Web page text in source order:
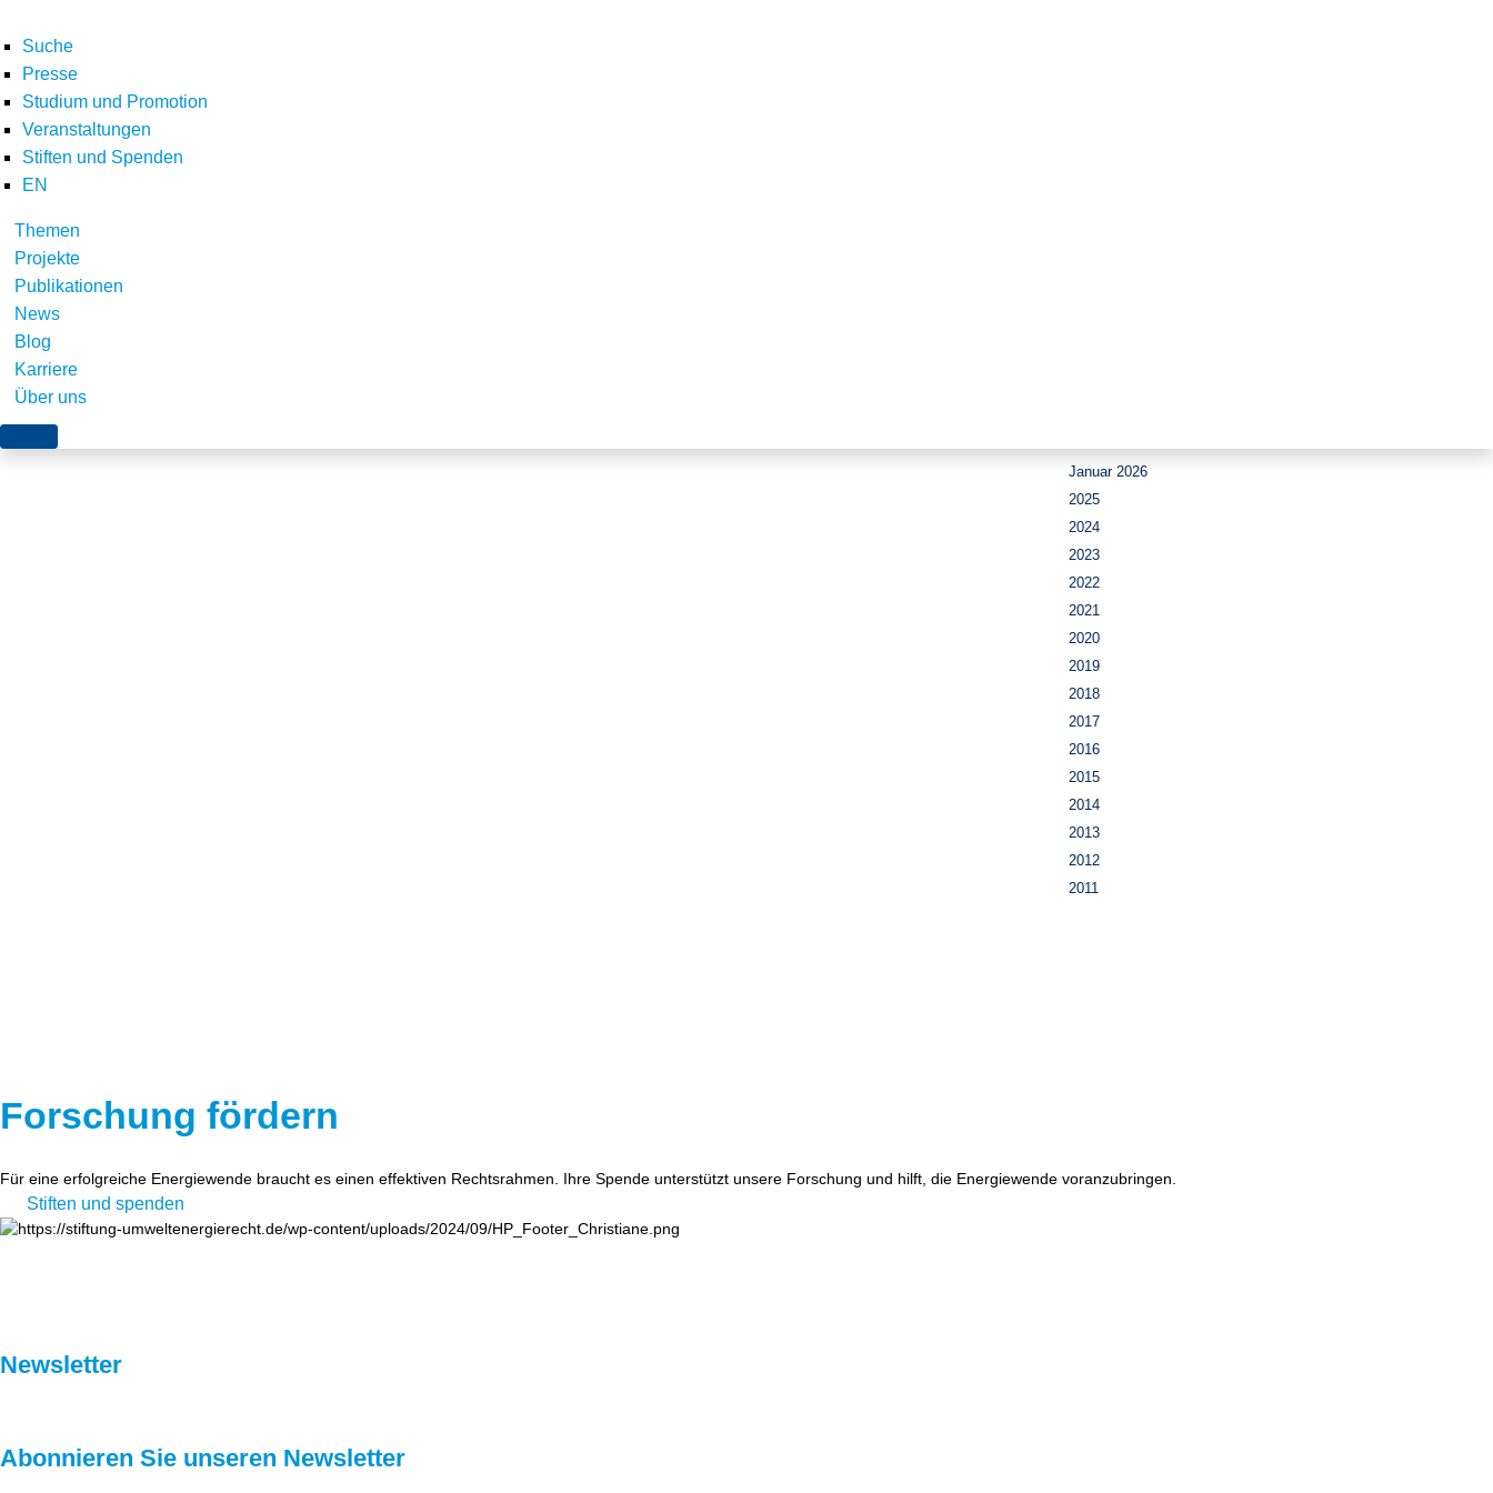
Suche
Presse
Studium und Promotion
Veranstaltungen
Stiften und Spenden
EN
Themen
Projekte
Publikationen
News
Blog
Karriere
Über uns
Januar 2026
2025
2024
2023
2022
2021
2020
2019
2018
2017
2016
2015
2014
2013
2012
2011
Forschung fördern
Für eine erfolgreiche Energiewende braucht es einen effektiven Rechtsrahmen. Ihre Spende unterstützt unsere Forschung und hilft, die Energiewende voranzubringen.
Stiften und spenden
Newsletter
Abonnieren Sie unseren Newsletter